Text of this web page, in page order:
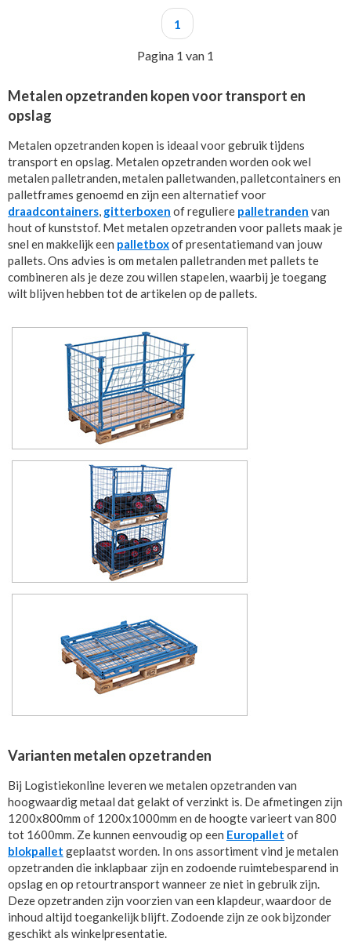
Pagina 1 van 1
1
Metalen opzetranden kopen voor transport en
opslag
Metalen opzetranden kopen is ideaal voor gebruik tijdens
transport en opslag. Metalen opzetranden worden ook wel
metalen palletranden, metalen palletwanden, palletcontainers en
palletframes genoemd en zijn een alternatief voor
draadcontainers gitterboxen of reguliere palletranden van
hout of kunststof. Met metalen opzetranden voor pallets maak je
snel en makkelijk een palletboxof presentatiemand van jouw
pallets. Ons advies is om metalen palletranden met pallets te
combineren als je deze zou willen stapelen, waarbij je toegang
wilt blijven hebben tot de artikelen op de pallets.
Varianten metalen opzetranden
Bij Logistiekonline leveren we metalen opzetranden van
hoogwaardig metaal dat gelakt of verzinkt is. De afmetingen zijn
1200x800mm of 1200x1000mm en de hoogte varieert van 800
tot 1600mm. Ze kunnen eenvoudig op een Europallet of
blokpallet geplaatst worden. In ons assortiment vind je metalen
opzetranden die inklapbaar zijn en zodoende ruimtebesparend in
opslag en op retourtransport wanneer ze niet in gebruik zijn.
Deze opzetranden zijn voorzien van een klapdeur, waardoor de
inhoud altijd toegankelijk blijft. Zodoende zijn ze ook bijzonder
geschikt als winkelpresentatie.